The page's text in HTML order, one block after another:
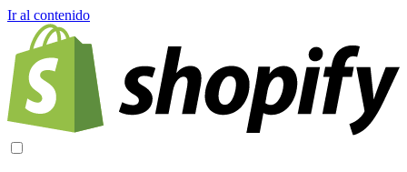
Ir al contenido